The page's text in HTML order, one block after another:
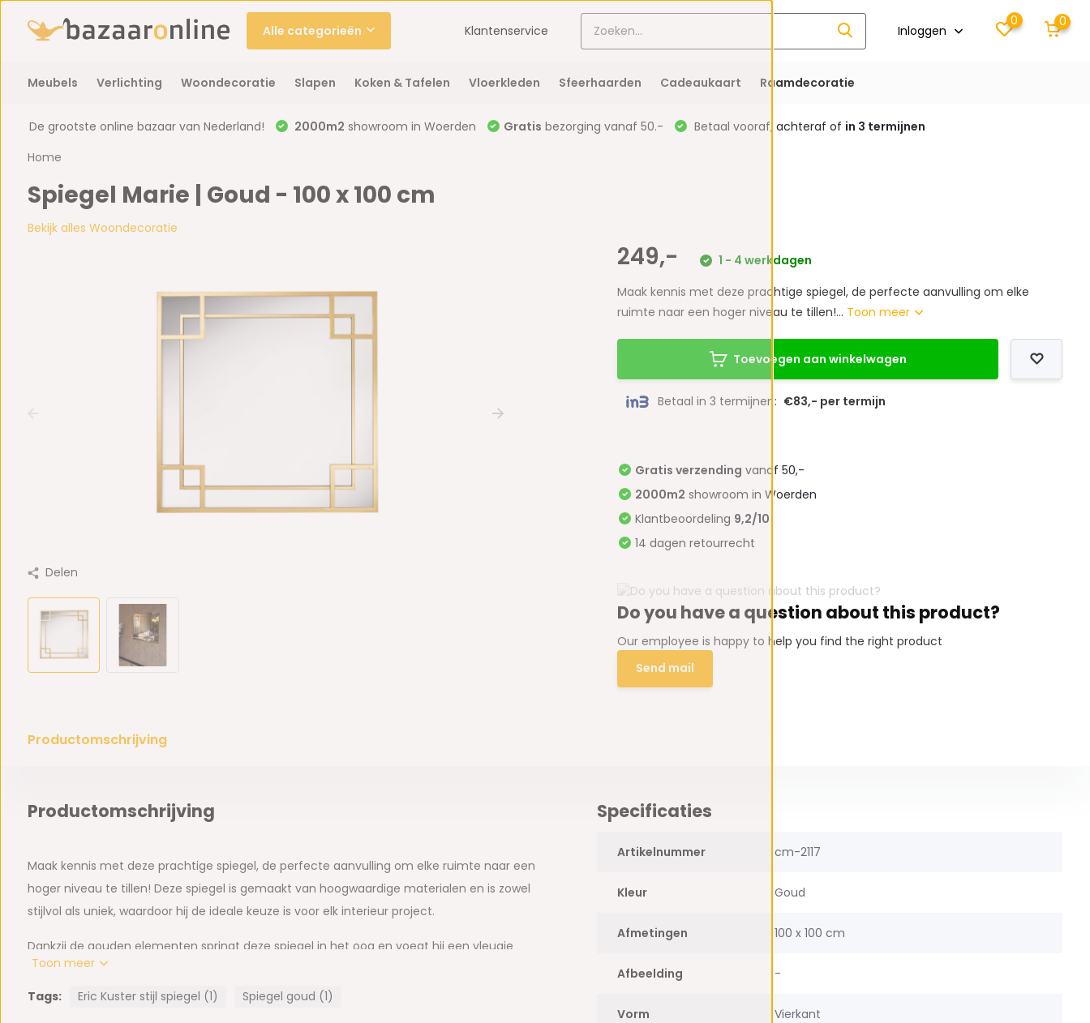
Alle categorieën Klantenservice Inloggen
0 0
Meubels Verlichting Woondecoratie Slapen Koken & Tafelen Vloerkleden Sfeerhaarden Cadeaukaart Raamdecoratie
De grootste online bazaar van Nederland! 2000m2 showroom in Woerden Gratis bezorging vanaf 50.- Betaal vooraf, achteraf of in 3 termijnen
Home
Spiegel Marie | Goud - 100 x 100 cm
Bekijk alles Woondecoratie
Delen
249,-
1 - 4 werkdagen
Maak kennis met deze prachtige spiegel, de perfecte aanvulling om elke
ruimte naar een hoger niveau te tillen!... Toon meer
Toevoegen aan winkelwagen
Betaal in 3 termijnen: €83,- per termijn
Gratis verzending vanaf 50,-
2000m2 showroom in Woerden
Klantbeoordeling 9,2/10
14 dagen retourrecht
Do you have a question about this product?
Our employee is happy to help you find the right product
Send mail
Productomschrijving
Productomschrijving
Maak kennis met deze prachtige spiegel, de perfecte aanvulling om elke ruimte naar een
hoger niveau te tillen! Deze spiegel is gemaakt van hoogwaardige materialen en is zowel
stijlvol als uniek, waardoor hij de ideale keuze is voor elk interieur project.
Dankzij de gouden elementen springt deze spiegel in het oog en voegt hij een vleugje
verfijning toe aan elke kamer. Hang hem in je woonkamer, slaapkamer of hal om een ​​
stijlvol middelpunt te creëren dat indruk zal maken op je gasten.
Toon meer
Tags: Eric Kuster stijl spiegel (1) Spiegel goud (1)
Specificaties
Artikelnummer cm-2117
Kleur Goud
Afmetingen 100 x 100 cm
Afbeelding -
Vorm Vierkant